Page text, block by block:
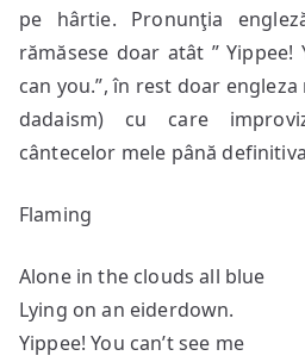
pe hârtie. Pronunţia
rămăsese doar atât ” Yippee!
can you.”, în rest doar
dadaism) cu care
cântecelor mele până
Flaming
Alone in the clouds all blue
Lying on an eiderdown.
Yippee! You can’t see me